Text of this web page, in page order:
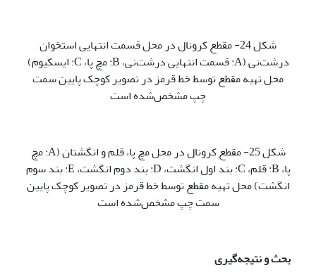
شکل 24- مقطع کرونال در محل قسمت انتهایی استخوان
درشت‌نی (A: قسمت انتهایی درشت‌نی، B: مچ پا، C: ایسکیوم)
محل تهیه مقطع توسط خط قرمز در تصویر کوچک پایین سمت
چپ مشخص‌شده است
شکل 25- مقطع کرونال در محل مچ پا، قلم و انگشتان (A: مچ
پا، B: قلم، C: بند اول انگشت، D: بند دوم انگشت، E: بند سوم
انگشت) محل تهیه مقطع توسط خط قرمز در تصویر کوچک پایین
سمت چپ مشخص‌شده است
بحث و نتیجه‌گیری